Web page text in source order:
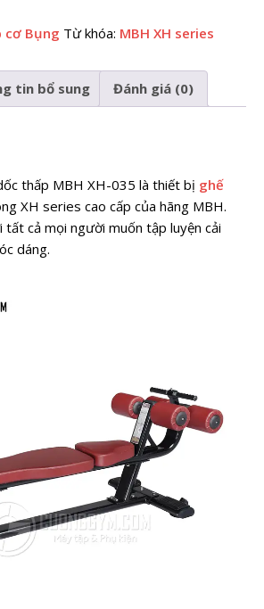
cơ Bụng Từ khóa: MBH XH series
tin bổ sung Đánh giá (0)
thấp MBH XH-035 là thiết bị ghế
XH series cao cấp của hãng MBH.
tất cả mọi người muốn tập luyện cải
dáng.